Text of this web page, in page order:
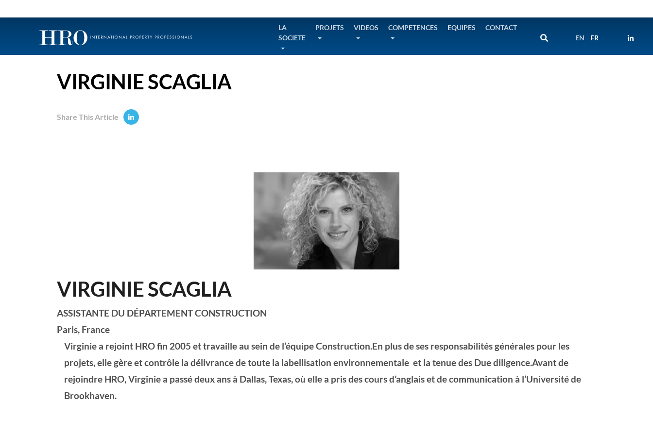
LA
SOCIETE
PROJETS VIDEOS COMPETENCES EQUIPES
CONTACT
EN
FR
VIRGINIE SCAGLIA
Share This Article
VIRGINIE SCAGLIA
ASSISTANTE DU DÉPARTEMENT CONSTRUCTION
Paris, France
Virginie a rejoint HRO fin 2005 et travaille au sein de l’équipe Construction.En plus de ses responsabilités générales pour les
projets, elle gère et contrôle la délivrance de toute la labellisation environnementale et la tenue des Due diligence.Avant de
rejoindre HRO, Virginie a passé deux ans à Dallas, Texas, où elle a pris des cours d’anglais et de communication à l’Université de
Brookhaven.